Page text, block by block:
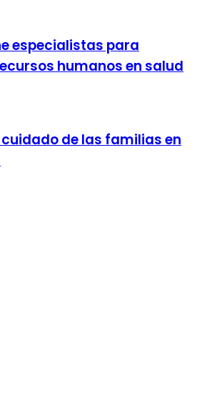
especialistas para
humanos en salud
de las familias en